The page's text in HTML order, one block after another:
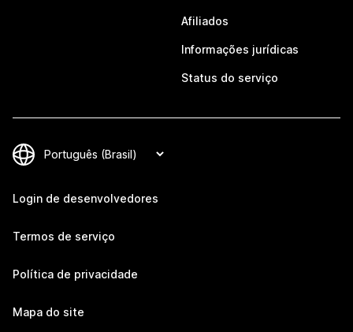
Afiliados
Informações jurídicas
Status do serviço
Login de desenvolvedores
Termos de serviço
Política de privacidade
Mapa do site